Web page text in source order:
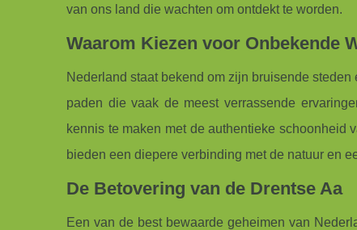
van ons land die wachten om ontdekt te worden.
Waarom Kiezen voor Onbekende
Nederland staat bekend om zijn bruisende
paden die vaak de meest verrassende
kennis te maken met de authentieke schoonheid
bieden een diepere verbinding met de natuur en
De Betovering van de Drentse Aa
Een van de best bewaarde geheimen van